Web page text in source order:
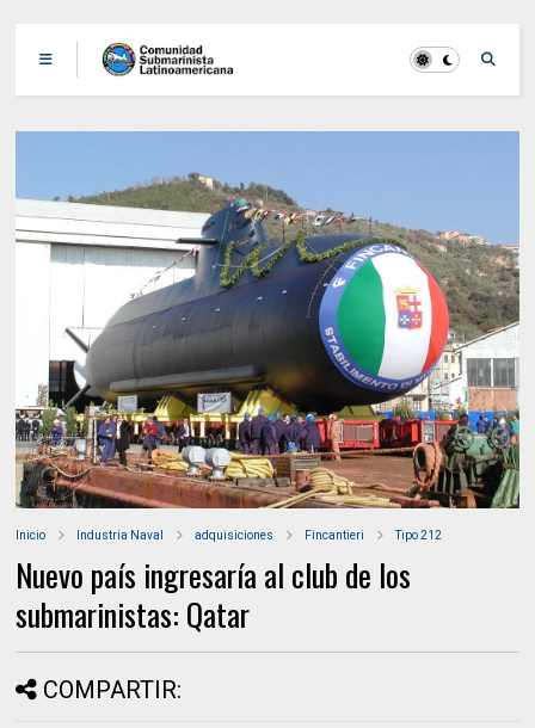
Inicio Industria Naval adquisiciones Fincantieri Tipo 212
Nuevo país ingresaría al club de los
submarinistas: Qatar
COMPARTIR: